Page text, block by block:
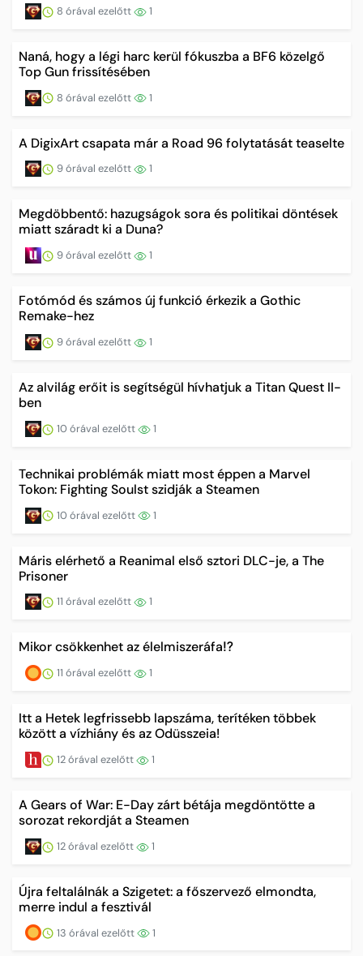
8 órával ezelőtt 1
Naná, hogy a légi harc kerül fókuszba a BF6 közelgő
Top Gun frissítésében
8 órával ezelőtt 1
A DigixArt csapata már a Road 96 folytatását teaselte
9 órával ezelőtt 1
Megdöbbentő: hazugságok sora és politikai döntések
miatt száradt ki a Duna?
9 órával ezelőtt 1
Fotómód és számos új funkció érkezik a Gothic
Remake-hez
9 órával ezelőtt 1
Az alvilág erőit is segítségül hívhatjuk a Titan Quest II-
ben
10 órával ezelőtt 1
Technikai problémák miatt most éppen a Marvel
Tokon: Fighting Soulst szidják a Steamen
10 órával ezelőtt 1
Máris elérhető a Reanimal első sztori DLC-je, a The
Prisoner
11 órával ezelőtt 1
Mikor csökkenhet az élelmiszeráfa⁉️
11 órával ezelőtt 1
Itt a Hetek legfrissebb lapszáma, terítéken többek
között a vízhiány és az Odüsszeia!
12 órával ezelőtt 1
A Gears of War: E-Day zárt bétája megdöntötte a
sorozat rekordját a Steamen
12 órával ezelőtt 1
Újra feltalálnák a Szigetet: a főszervező elmondta,
merre indul a fesztivál
13 órával ezelőtt 1